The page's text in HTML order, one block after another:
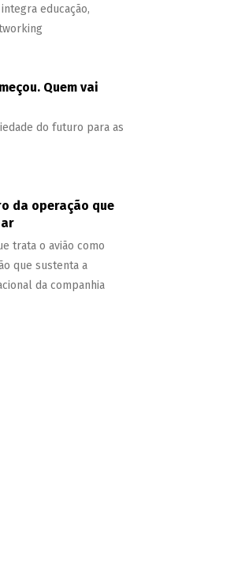
educação,
Quem vai
do futuro para as
da operação que
trata o avião como
que sustenta a
da companhia